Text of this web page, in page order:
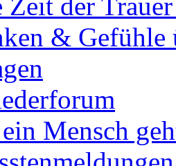
& Gefühle
Mensch